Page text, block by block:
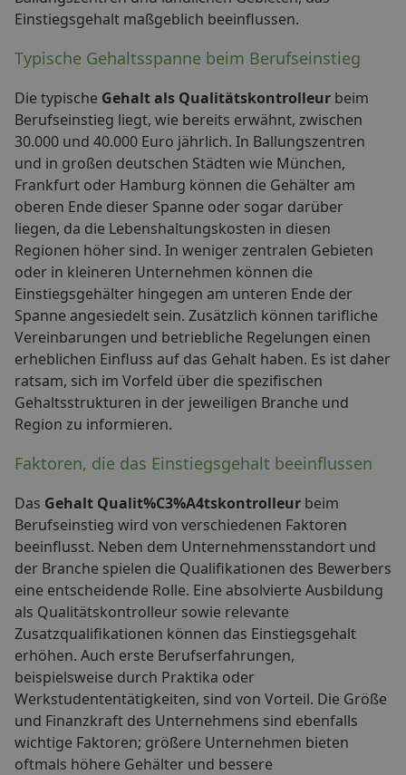
Einstiegsgehalt maßgeblich beeinflussen.
Typische Gehaltsspanne beim Berufseinstieg
Die typische Gehalt als Qualitätskontrolleur beim
Berufseinstieg liegt, wie bereits erwähnt, zwischen
30.000 und 40.000 Euro jährlich. In Ballungszentren
und in großen deutschen Städten wie München,
Frankfurt oder Hamburg können die Gehälter am
oberen Ende dieser Spanne oder sogar darüber
liegen, da die Lebenshaltungskosten in diesen
Regionen höher sind. In weniger zentralen Gebieten
oder in kleineren Unternehmen können die
Einstiegsgehälter hingegen am unteren Ende der
Spanne angesiedelt sein. Zusätzlich können tarifliche
Vereinbarungen und betriebliche Regelungen einen
erheblichen Einfluss auf das Gehalt haben. Es ist daher
ratsam, sich im Vorfeld über die spezifischen
Gehaltsstrukturen in der jeweiligen Branche und
Region zu informieren.
Faktoren, die das Einstiegsgehalt beeinflussen
Das Gehalt Qualit%C3%A4tskontrolleur beim
Berufseinstieg wird von verschiedenen Faktoren
beeinflusst. Neben dem Unternehmensstandort und
der Branche spielen die Qualifikationen des Bewerbers
eine entscheidende Rolle. Eine absolvierte Ausbildung
als Qualitätskontrolleur sowie relevante
Zusatzqualifikationen können das Einstiegsgehalt
erhöhen. Auch erste Berufserfahrungen,
beispielsweise durch Praktika oder
Werkstudententätigkeiten, sind von Vorteil. Die Größe
und Finanzkraft des Unternehmens sind ebenfalls
wichtige Faktoren; größere Unternehmen bieten
oftmals höhere Gehälter und bessere